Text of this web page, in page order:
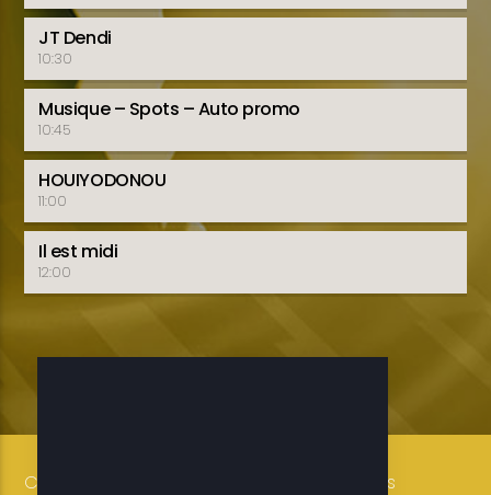
JT Dendi
10:30
Musique – Spots – Auto promo
10:45
HOUIYODONOU
11:00
Il est midi
12:00
Copyright 2019-2025 ETELE BENIN Tous droits